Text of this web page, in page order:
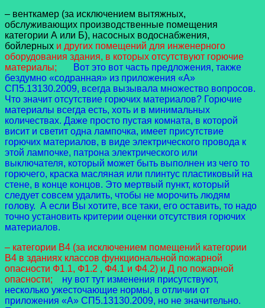
– венткамер (за исключением вытяжных,
обслуживающих производственные помещения
категории А или Б), насосных водоснабжения,
бойлерных и других помещений для инженерного
оборудования здания, в которых отсутствуют горючие
материалы;
Вот это вот часть предложения, также
бездумно «содранная» из приложения «А»
СП5.13130.2009, всегда вызывала множество вопросов.
Что значит отсутствие горючих материалов? Горючие
материалы всегда есть, хоть и в минимальных
количествах. Даже просто пустая комната, в которой
висит и светит одна лампочка, имеет присутствие
горючих материалов, в виде электрического провода к
этой лампочке, патрона электрического или
выключателя, который может быть выполнен из чего то
горючего, краска масляная или плинтус пластиковый на
стене, в конце концов. Это мертвый пункт, который
следует совсем удалить, чтобы не морочить людям
голову. А если Вы хотите, все таки, его оставить, то надо
точно установить критерии оценки отсутствия горючих
материалов.
– категории В4 (за исключением помещений категории
В4 в зданиях классов функциональной пожарной
опасности Ф1.1, Ф1.2 , Ф4.1 и Ф4.2) и Д по пожарной
опасности;
ну вот тут изменения присутствуют,
несколько ужесточающие нормы, в отличии от
приложения «А» СП5.13130.2009, но не значительно.